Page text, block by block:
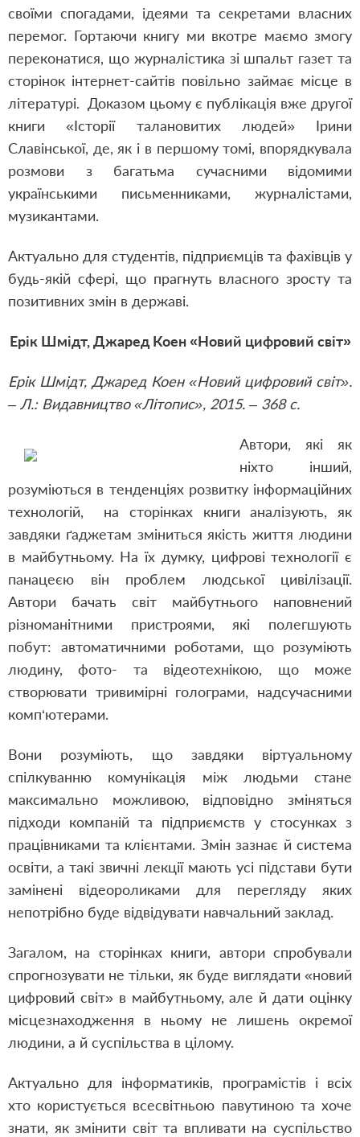
своїми спогадами, ідеями та секретами власних
перемог. Гортаючи книгу ми вкотре маємо змогу
переконатися, що журналістика зі шпальт газет та
сторінок інтернет-сайтів повільно займає місце в
літературі. Доказом цьому є публікація вже другої
книги «Історії талановитих людей» Ірини
Славінської, де, як і в першому томі, впорядкувала
розмови з багатьма сучасними відомими
українськими письменниками, журналістами,
музикантами.
Актуально для студентів, підприємців та фахівців у
будь-якій сфері, що прагнуть власного зросту та
позитивних змін в державі.
Ерік Шмідт, Джаред Коен «Новий цифровий світ»
Ерік Шмідт, Джаред Коен «Новий цифровий світ».
– Л.: Видавництво «Літопис», 2015. – 368 с.
Автори, які як
ніхто інший,
розуміються в тенденціях розвитку інформаційних
технологій, на сторінках книги аналізують, як
завдяки ґаджетам зміниться якість життя людини
в майбутньому. На їх думку, цифрові технології є
панацеєю він проблем людської цивілізації.
Автори бачать світ майбутнього наповнений
різноманітними пристроями, які полегшують
побут: автоматичними роботами, що розуміють
людину, фото- та відеотехнікою, що може
створювати тривимірні голограми, надсучасними
комп‘ютерами.
Вони розуміють, що завдяки віртуальному
спілкуванню комунікація між людьми стане
максимально можливою, відповідно зміняться
підходи компаній та підприємств у стосунках з
працівниками та клієнтами. Змін зазнає й система
освіти, а такі звичні лекції мають усі підстави бути
замінені відеороликами для перегляду яких
непотрібно буде відвідувати навчальний заклад.
Загалом, на сторінках книги, автори спробували
спрогнозувати не тільки, як буде виглядати «новий
цифровий світ» в майбутньому, але й дати оцінку
місцезнаходження в ньому не лишень окремої
людини, а й суспільства в цілому.
Актуально для інформатиків, програмістів і всіх
хто користується всесвітньою павутиною та хоче
знати, як змінити світ та впливати на суспільство